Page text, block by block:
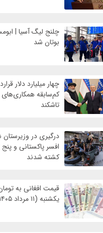
چلنج لیگ آسیا |
بوتان شد
چهار میلیارد دلار
کم‌سابقه همکاری‌های
تاشکند
درگیری در
افسر پاکستانی و
کشته شدند
قیمت افغانی به
یکشنبه (۱۱ مرداد ۱۴۰۵)